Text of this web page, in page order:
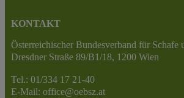
KONTAKT
Österreichischer Bundesverband für Schafe
Dresdner Straße 89/B1/18, 1200 Wien
Tel.: 01/334 17 21-40
E-Mail: office@oebsz.at